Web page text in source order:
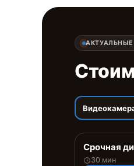
АКТУАЛЬНЫЕ
Срочная
30 мин